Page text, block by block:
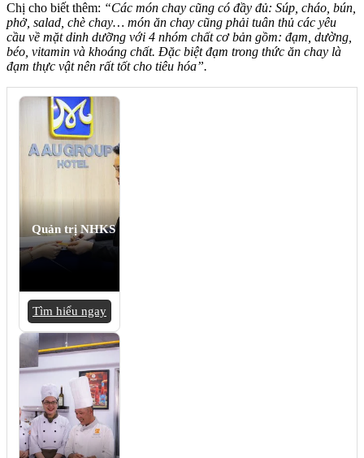
Chị cho biết thêm: “Các món chay cũng có đầy đủ: Súp, cháo, bún,
phở, salad, chè chay… món ăn chay cũng phải tuân thủ các yêu
cầu về mặt dinh dưỡng với 4 nhóm chất cơ bản gồm: đạm, dường,
béo, vitamin và khoáng chất. Đặc biệt đạm trong thức ăn chay là
đạm thực vật nên rất tốt cho tiêu hóa”.
Quản trị NHKS
Tìm hiểu ngay